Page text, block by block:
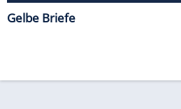
Gelbe Briefe